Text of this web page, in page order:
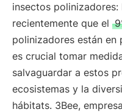
insectos polinizadores:
recientemente que el
polinizadores están en
es crucial tomar
salvaguardar a estos
ecosistemas y la
hábitats. 3Bee,